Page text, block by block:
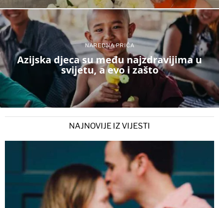
NAREDNA PRIČA
Azijska djeca su među najzdravijima u
svijetu, a evo i zašto
NAJNOVIJE IZ VIJESTI